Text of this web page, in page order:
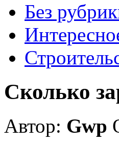
Без
Сколько
Автор: Gwp